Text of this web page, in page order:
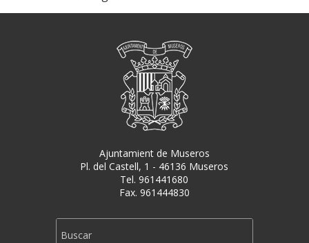
Ajuntamient de Museros
Pl. del Castell, 1 - 46136 Museros
Tel. 961441680
Fax. 961444830